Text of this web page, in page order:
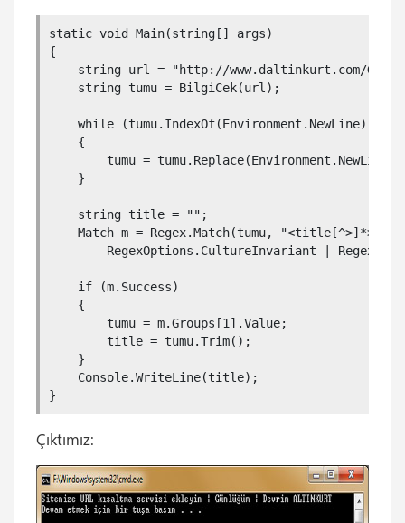
static void Main(string[] args)
{
string url = "http://www.daltinkurt.com/
string tumu = BilgiCek(url);
while (tumu.IndexOf(Environment.NewLine) > -
{
tumu =
}
string title = "";
Match m = Regex.Match(tumu,
RegexOptions.CultureInvariant |
if (m.Success)
{
tumu = m.Groups[1].Value;
title = tumu.Trim();
}
Console.WriteLine(title);
}
Çıktımız: